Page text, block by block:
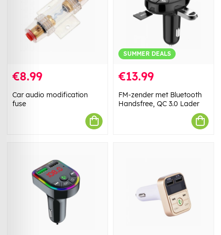
€8.99
Car audio modification
fuse
SUMMER DEALS
€13.99
FM-zender met Bluetooth
Handsfree, QC 3.0 Lader